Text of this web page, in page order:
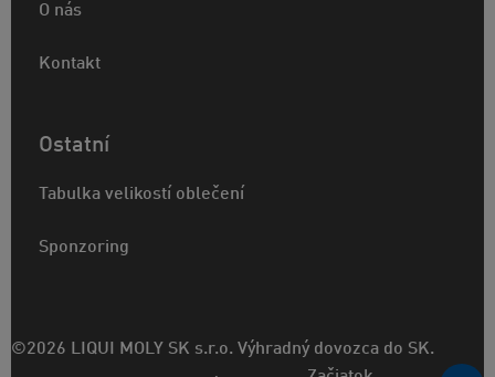
O nás
Kontakt
Ostatní
Tabulka velikostí oblečení
Sponzoring
©2026 LIQUI MOLY SK s.r.o. Výhradný dovozca do SK.